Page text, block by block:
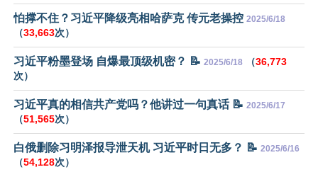
怕撑不住？习近平降级亮相哈萨克 传元老操控 2025/6/18
（33,663次）
习近平粉墨登场 自爆最顶级机密？ 📝 2025/6/18 （36,773
次）
习近平真的相信共产党吗？他讲过一句真话 📝 2025/6/17
（51,565次）
白俄删除习明泽报导泄天机 习近平时日无多？ 📝 2025/6/16
（54,128次）